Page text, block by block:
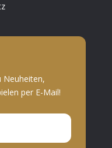
Neuheiten,
per E-Mail!